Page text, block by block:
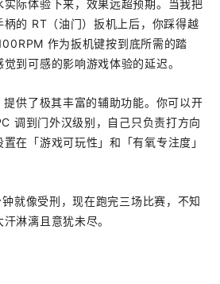
际体验下来，效果远超预期。当我把
的 RT（油门）扳机上后，你踩得越
作为扳机键按到底所需的踏
到可感的影响游戏体验的延迟。
供了极其丰富的辅助功能。你可以开
调到门外汉级别，自己只负责打方向
在「游戏可玩性」和「有氧专注度」
就像受刑，现在跑完三场比赛，不知
淋漓且意犹未尽。